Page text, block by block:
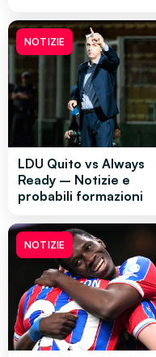
NOTIZIE
LDU Quito vs Always
Ready – Notizie e
probabili formazioni
NOTIZIE